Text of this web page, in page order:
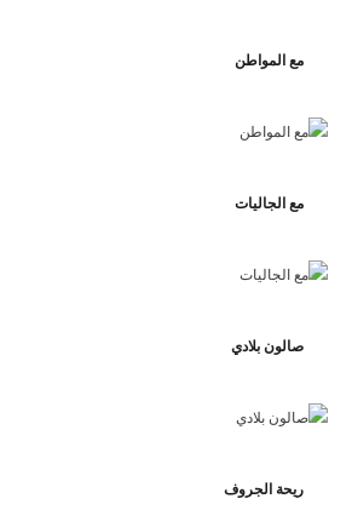
مع المواطن
مع الجاليات
صالون بلادي
ريحة الجروف